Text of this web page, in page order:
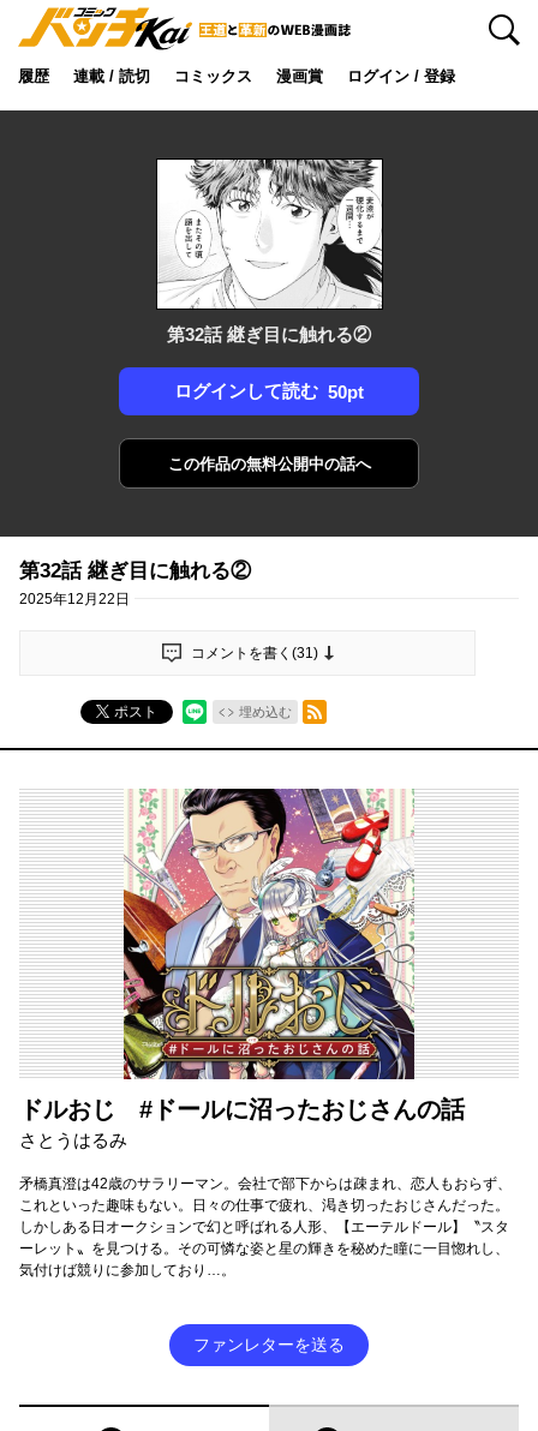
履歴 連載 / 読切 コミックス 漫画賞 ログイン / 登録
検索
第32話 継ぎ目に触れる②
ログインして読む 50pt
この作品の無料公開中の話へ
第32話 継ぎ目に触れる②
2025年12月22日
コメントを書く(31)
ポスト 埋め込む
RSSフィード
ドルおじ #ドールに沼ったおじさんの話
さとうはるみ
矛橋真澄は42歳のサラリーマン。会社で部下からは疎まれ、恋人もおらず、
これといった趣味もない。日々の仕事で疲れ、渇き切ったおじさんだった。
しかしある日オークションで幻と呼ばれる人形、【エーテルドール】〝スタ
ーレット〟を見つける。その可憐な姿と星の輝きを秘めた瞳に一目惚れし、
気付けば競りに参加しており…。
ファンレターを送る